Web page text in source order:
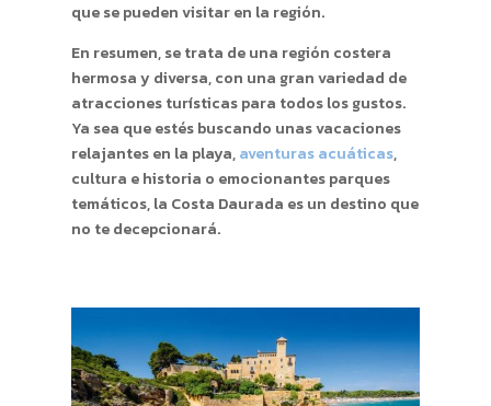
que se pueden visitar en la región.
En resumen, se trata de una región costera
hermosa y diversa, con una gran variedad de
atracciones turísticas para todos los gustos.
Ya sea que estés buscando unas vacaciones
relajantes en la playa,aventuras acuáticas,
cultura e historia o emocionantes parques
temáticos, la Costa Daurada es un destino que
no te decepcionará.